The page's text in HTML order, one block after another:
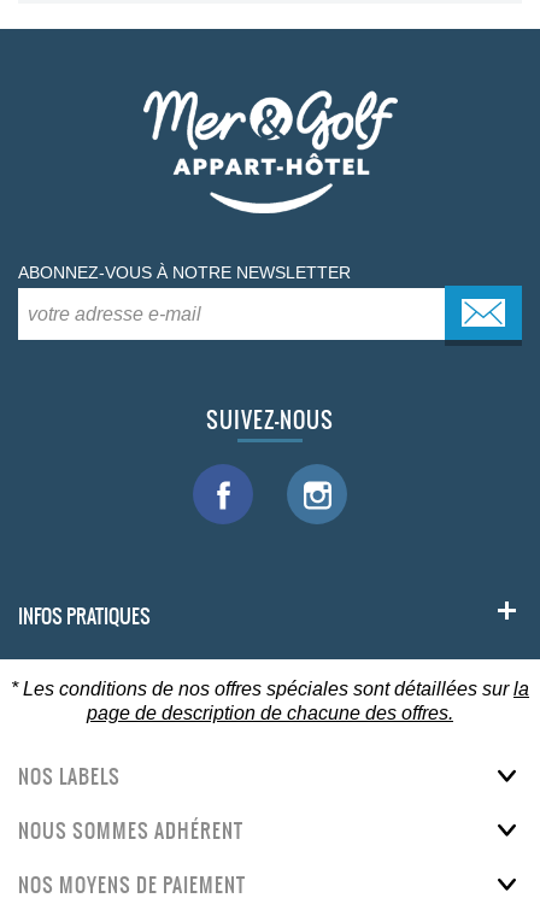
ABONNEZ-VOUS À NOTRE NEWSLETTER
SUIVEZ-NOUS
INFOS PRATIQUES
* Les conditions de nos offres spéciales sont détaillées surla
page de description de chacune des offres.
NOS LABELS
NOUS SOMMES ADHÉRENT
NOS MOYENS DE PAIEMENT